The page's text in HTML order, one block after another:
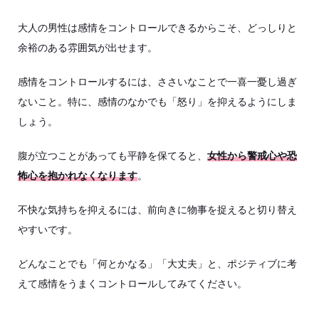
大人の男性は感情をコントロールできるからこそ、どっしりと
余裕のある雰囲気が出せます。
感情をコントロールするには、ささいなことで一喜一憂し過ぎ
ないこと。特に、感情のなかでも「怒り」を抑えるようにしま
しょう。
腹が立つことがあっても平静を保てると、 女性から警戒心や恐
怖心を抱かれなくなります。
不快な気持ちを抑えるには、前向きに物事を捉えると切り替え
やすいです。
どんなことでも「何とかなる」「大丈夫」と、ポジティブに考
えて感情をうまくコントロールしてみてください。